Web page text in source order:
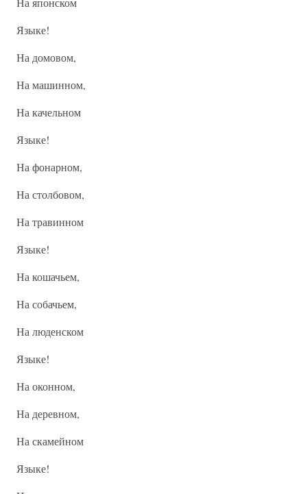
Языке!
На домовом,
На машинном,
На качельном
Языке!
На фонарном,
На столбовом,
На травинном
Языке!
На кошачьем,
На собачьем,
На люденском
Языке!
На оконном,
На деревном,
На скамейном
Языке!